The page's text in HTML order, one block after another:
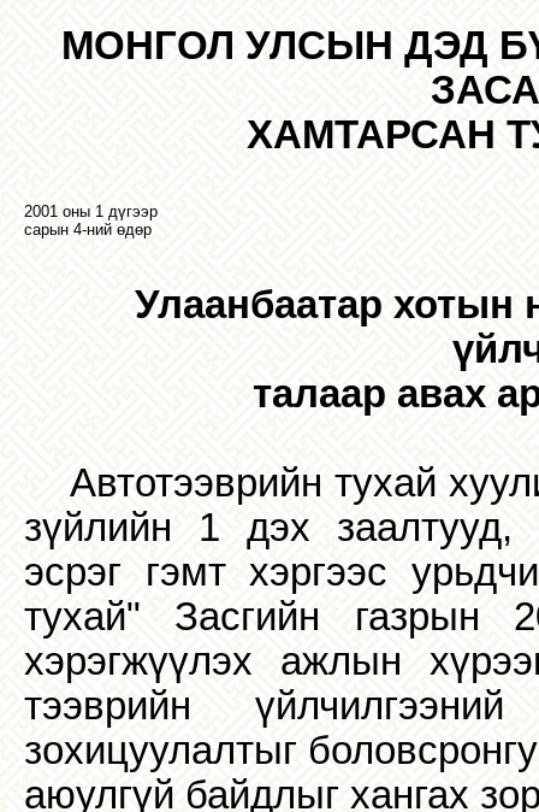
МОНГОЛ УЛСЫН ДЭД
ХАМТАРСАН
2001 оны 1 дүгээр
сарын 4-ний өдөр
Улаанбаатар хотын
талаар авах
Автотээврийн тухай
зүйлийн 1 дэх заалтууд,
эсрэг гэмт хэргээс
тухай" Засгийн газрын
хэрэгжүүлэх ажлын
тээврийн
зохицуулалтыг
аюулгүй байдлыг хангах